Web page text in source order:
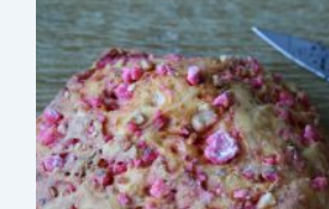
e
b
o
o
t
e
r
t
e
r
e
b
l
r